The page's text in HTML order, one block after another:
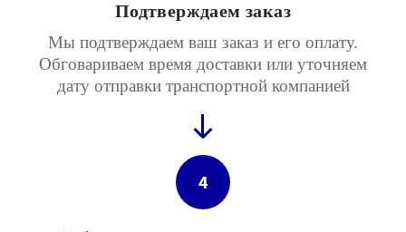
Подтверждаем заказ
Мы подтверждаем ваш заказ и его оплату.
Обговариваем время доставки или уточняем
дату отправки транспортной компанией
4